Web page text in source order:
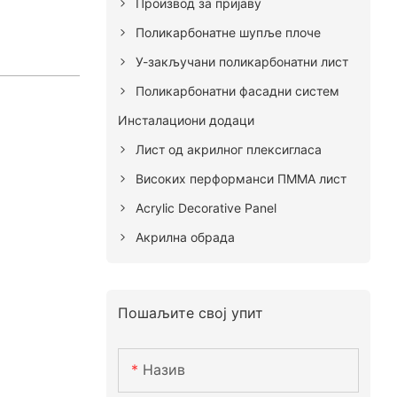
Поликарбонатне шупље плоче
У-закључани поликарбонатни лист
Поликарбонатни фасадни систем
Инсталациони додаци
Лист од акрилног плексигласа
Високих перформанси ПММА лист
Acrylic Decorative Panel
Акрилна обрада
Пошаљите свој упит
Назив